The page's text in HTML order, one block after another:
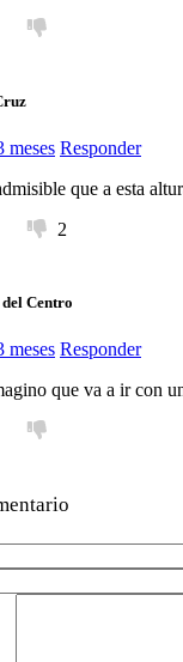
meses Responder
que a esta
2
Centro
meses Responder
que va a ir con